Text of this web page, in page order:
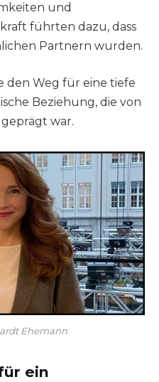
und
führten dazu, dass
Partnern wurden.
den Weg für eine tiefe
Beziehung, die von
war.
Ehemann
ein